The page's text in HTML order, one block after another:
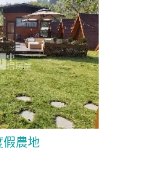
假農地